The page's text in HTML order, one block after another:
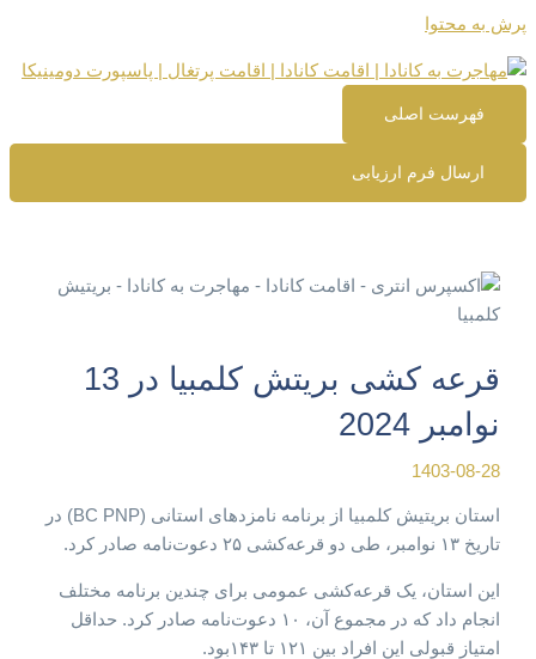
پرش به محتوا
فهرست اصلی
ارسال فرم ارزیابی
قرعه کشی بریتش کلمبیا در 13
نوامبر 2024
1403-08-28
استان بریتیش کلمبیا از برنامه نامزدهای استانی (BC PNP) در
تاریخ ۱۳ نوامبر‌، طی دو قرعه‌کشی ۲۵ دعوت‌نامه صادر کرد.
این استان، یک قرعه‌کشی عمومی برای چندین برنامه مختلف
انجام داد که در مجموع آن، ۱۰ دعوت‌نامه صادر کرد. حداقل
امتیاز قبولی این افراد بین ۱۲۱ تا ۱۴۳‌بود.